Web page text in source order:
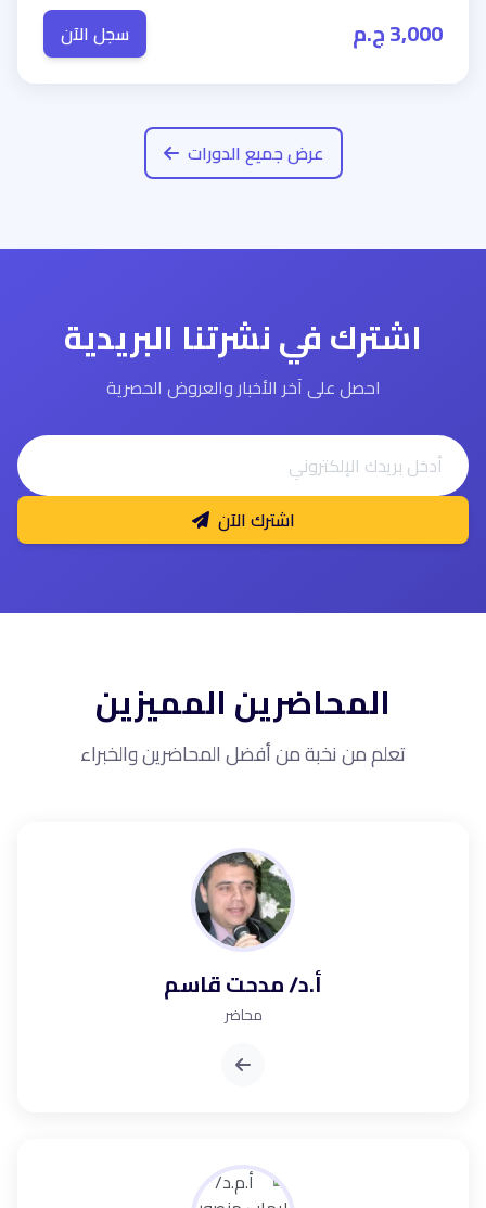
3,000 ج.م
سجل الآن
عرض جميع الدورات
اشترك في نشرتنا البريدية
احصل على آخر الأخبار والعروض الحصرية
اشترك الآن
المحاضرين المميزين
تعلم من نخبة من أفضل المحاضرين والخبراء
أ.د/ مدحت قاسم
محاضر